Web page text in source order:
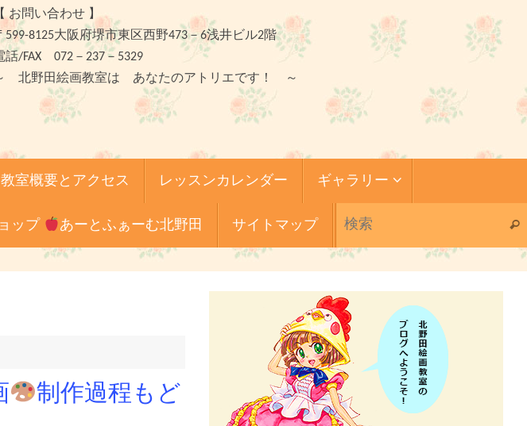
【 お問い合わせ 】
599-8125大阪府堺市東区西野473－6浅井ビル2階
話/FAX 072－237－5329
北野田絵画教室は あなたのアトリエです！ ～
教室概要とアクセス レッスンカレンダー ギャラリー
ップ あーとふぁーむ北野田 サイトマップ 検
制作過程もど